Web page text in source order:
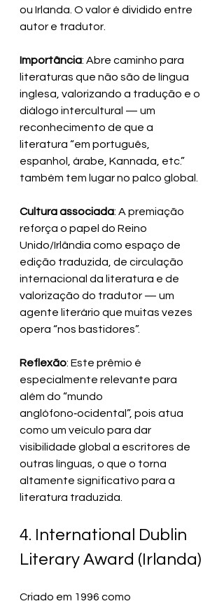
ou Irlanda. O valor é dividido entre
autor e tradutor.
Importância: Abre caminho para
literaturas que não são de língua
inglesa, valorizando a tradução e o
diálogo intercultural — um
reconhecimento de que a
literatura “em português,
espanhol, árabe, Kannada, etc.”
também tem lugar no palco global.
Cultura associada: A premiação
reforça o papel do Reino
Unido/Irlândia como espaço de
edição traduzida, de circulação
internacional da literatura e de
valorização do tradutor — um
agente literário que muitas vezes
opera “nos bastidores”.
Reflexão: Este prêmio é
especialmente relevante para
além do “mundo
anglófono‑ocidental”, pois atua
como um veículo para dar
visibilidade global a escritores de
outras línguas, o que o torna
altamente significativo para a
literatura traduzida.
4. International Dublin
Literary Award (Irlanda)
Criado em 1996 como